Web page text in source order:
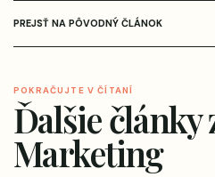
PREJSŤ NA PÔVODNÝ ČLÁNOK
POKRAČUJTE V ČÍTANÍ
Ďalšie články
Marketing